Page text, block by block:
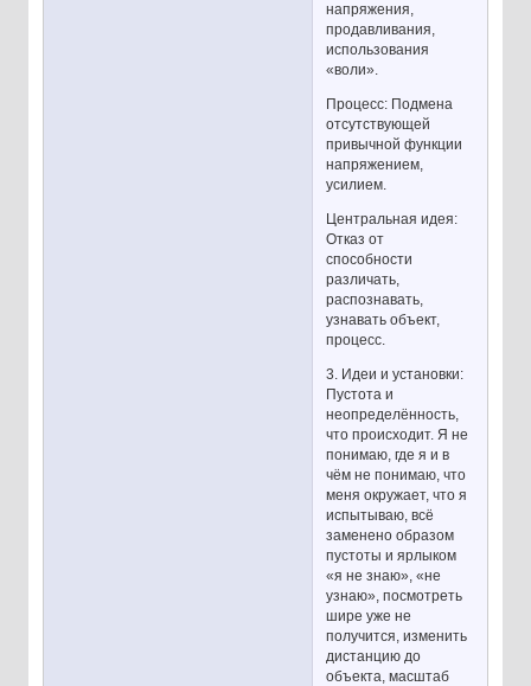
напряжения,
продавливания,
использования
«воли».
Процесс: Подмена
отсутствующей
привычной функции
напряжением,
усилием.
Центральная идея:
Отказ от
способности
различать,
распознавать,
узнавать объект,
процесс.
3. Идеи и установки:
Пустота и
неопределённость,
что происходит. Я не
понимаю, где я и в
чём не понимаю, что
меня окружает, что я
испытываю, всё
заменено образом
пустоты и ярлыком
«я не знаю», «не
узнаю», посмотреть
шире уже не
получится, изменить
дистанцию до
объекта, масштаб